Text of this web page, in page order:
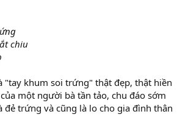
chiu
"tay khum soi trứng" thật đẹp, thật hiền
một người bà tần tảo, chu đáo sớm
đẻ trứng và cũng là lo cho gia đình thân